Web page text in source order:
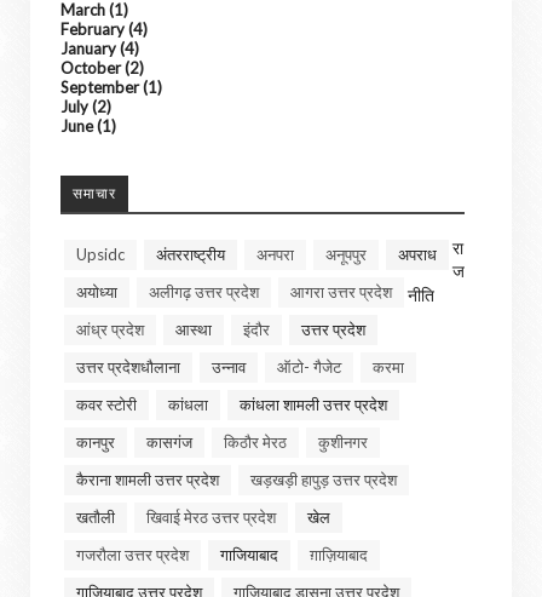
March(1)
February(4)
January(4)
October(2)
September(1)
July(2)
June(1)
समाचार
Upsidc अंतरराष्ट्रीय अनपरा अनूपपुर
अपराध
अयोध्या
अलीगढ़ उत्तर प्रदेश
आगरा उत्तर प्रदेश
आंध्र प्रदेश
आस्था इंदौर
उत्तर प्रदेश
उत्तर प्रदेशधौलाना
उन्नाव ऑटो- गैजेट
करमा
कवर स्टोरी
कांधला
कांधला शामली उत्तर प्रदेश
कानपुर
कासगंज किठौर मेरठ
कुशीनगर
कैराना शामली उत्तर प्रदेश
खड़खड़ी हापुड़ उत्तर प्रदेश
खतौली
खिवाई मेरठ उत्तर प्रदेश
खेल
गजरौला उत्तर प्रदेश
गाजियाबाद
ग़ाज़ियाबाद
गाजियाबाद उत्तर प्रदेश
गाजियाबाद डासना उत्तर प्रदेश
रा
ज
नीति